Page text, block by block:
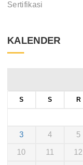
Sertifikasi
KALENDER
S S R
3 4 5
10 11 12